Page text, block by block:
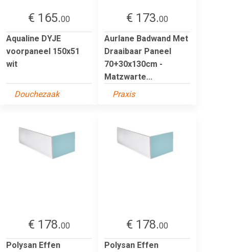
€ 165.00
Aqualine DYJE
voorpaneel 150x51
wit
Douchezaak
€ 173.00
Aurlane Badwand Met
Draaibaar Paneel
70+30x130cm -
Matzwarte...
Praxis
€ 178.00
Polysan Effen
€ 178.00
Polysan Effen